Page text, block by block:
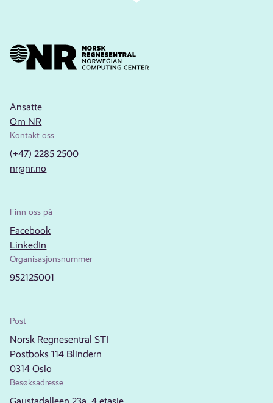
Ansatte
Om NR
Kontakt oss
(+47) 2285 2500
nr@nr.no
Finn oss på
Facebook
LinkedIn
Organisasjonsnummer
952125001
Post
Norsk Regnesentral STI
Postboks 114 Blindern
0314 Oslo
Besøksadresse
Gaustadalleen 23a, 4.etasje